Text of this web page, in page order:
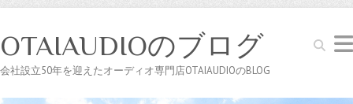
Search
OTAIAUDIOのブログ
会社設立50年を迎えたオーディオ専門店OTAIAUDIOのBLOG